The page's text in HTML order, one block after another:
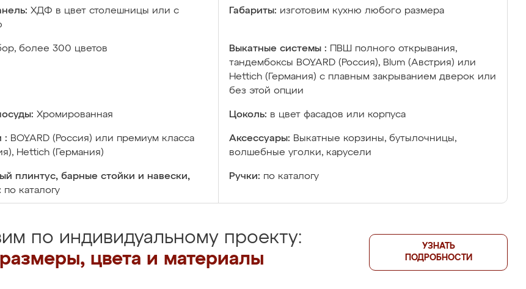
ХДФ в цвет столешницы или с
Габариты: изготовим кухню любого размера
более 300 цветов Выкатные системы :
ПВШ полного открывания,
тандембоксы BOYARD (Россия), Blum (Австрия) или
Hettich (Германия) с плавным закрыванием дверок или
без этой опции
Хромированная Цоколь: в цвет фасадов или корпуса
: BOYARD (Россия) или премиум класса
Hettich (Германия)
Аксессуары: Выкатные корзины, бутылочницы,
волшебные уголки, карусели
плинтус, барные стойки и навески,
по каталогу
Ручки: по каталогу
по индивидуальному проекту:
цвета и материалы
УЗНАТЬ
ПОДРОБНОСТИ